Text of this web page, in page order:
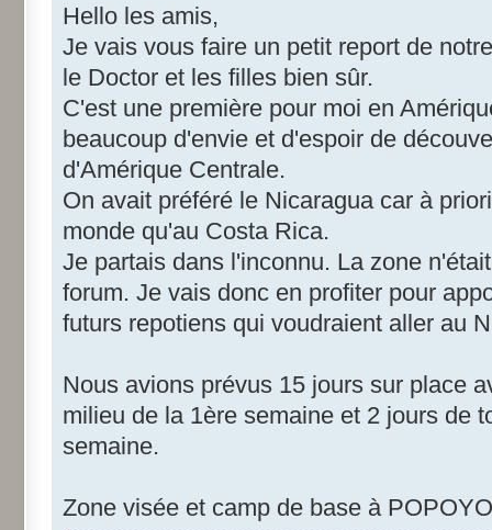
Hello les amis,
Je vais vous faire un petit report de
le Doctor et les filles bien sûr.
C'est une première pour moi en
beaucoup d'envie et d'espoir de
d'Amérique Centrale.
On avait préféré le Nicaragua car à
monde qu'au Costa Rica.
Je partais dans l'inconnu. La zone
forum. Je vais donc en profiter pour
futurs repotiens qui voudraient aller au
Nous avions prévus 15 jours sur place
milieu de la 1ère semaine et 2 jours de
semaine.
Zone visée et camp de base à